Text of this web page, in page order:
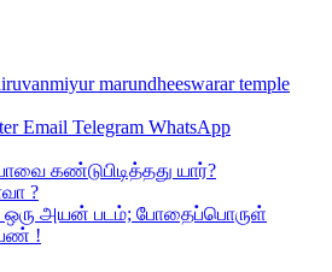
marundheeswarar temple
Email Telegram WhatsApp
கண்டுபிடித்தது யார்?
?
ஒரு அயன் படம்; போதைப்பொருள்
!